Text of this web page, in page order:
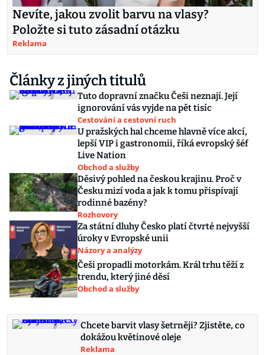
Nevíte, jakou zvolit barvu na vlasy?
Položte si tuto zásadní otázku
Reklama
Články z jiných titulů
Tuto dopravní značku Češi neznají. Její
ignorování vás vyjde na pět tisíc
Cestování a cestovní ruch
U pražských hal chceme hlavně více akcí,
lepší VIP i gastronomii, říká evropský šéf
Live Nation
Obchod a služby
Děsivý pohled na českou krajinu. Proč v
Česku mizí voda a jak k tomu přispívají
rodinné bazény?
Rozhovory
Za státní dluhy Česko platí čtvrté nejvyšší
úroky v Evropské unii
Názory a analýzy
Češi propadli motorkám. Král trhu těží z
trendu, který jiné děsí
Obchod a služby
Chcete barvit vlasy šetrněji? Zjistěte, co
dokážou květinové oleje
Reklama